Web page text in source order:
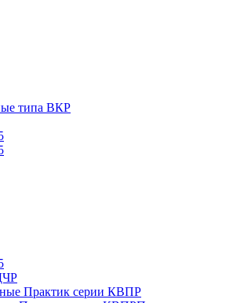
типа ВКР
Практик серии КВПР